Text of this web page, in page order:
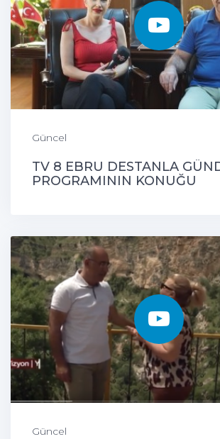
Güncel
TV 8 EBRU DESTANLA
PROGRAMININ KONUĞU
Güncel